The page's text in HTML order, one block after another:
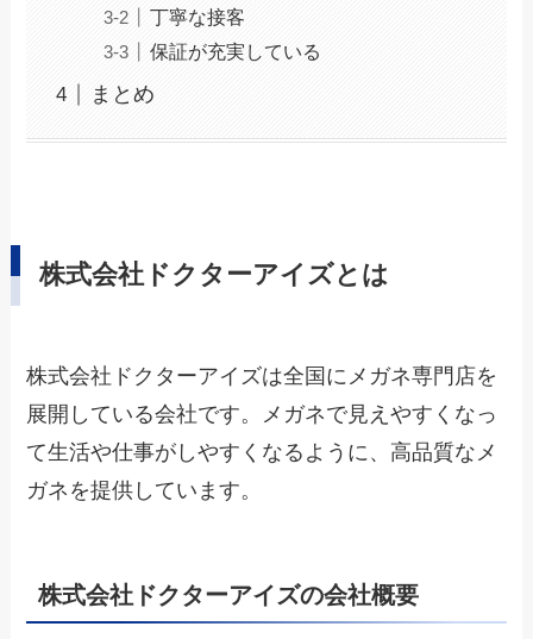
丁寧な接客
保証が充実している
まとめ
株式会社ドクターアイズとは
株式会社ドクターアイズは全国にメガネ専門店を
展開している会社です。メガネで見えやすくなっ
て生活や仕事がしやすくなるように、高品質なメ
ガネを提供しています。
株式会社ドクターアイズの会社概要